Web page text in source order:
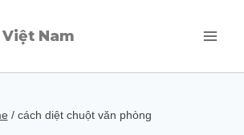
Nam
/ cách diệt chuột văn phòng